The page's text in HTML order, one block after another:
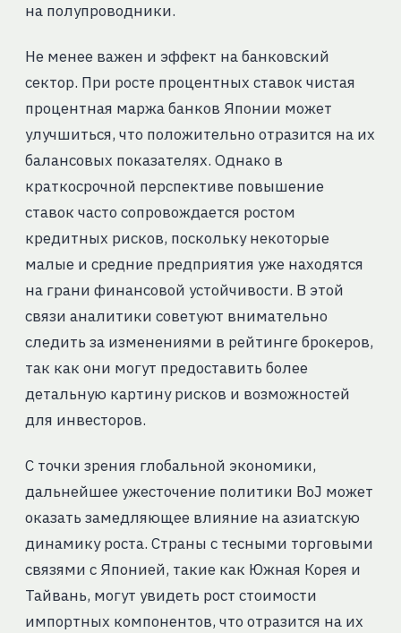
на полупроводники.
Не менее важен и эффект на банковский
сектор. При росте процентных ставок чистая
процентная маржа банков Японии может
улучшиться, что положительно отразится на их
балансовых показателях. Однако в
краткосрочной перспективе повышение
ставок часто сопровождается ростом
кредитных рисков, поскольку некоторые
малые и средние предприятия уже находятся
на грани финансовой устойчивости. В этой
связи аналитики советуют внимательно
следить за изменениями в рейтинге брокеров,
так как они могут предоставить более
детальную картину рисков и возможностей
для инвесторов.
С точки зрения глобальной экономики,
дальнейшее ужесточение политики BoJ может
оказать замедляющее влияние на азиатскую
динамику роста. Страны с тесными торговыми
связями с Японией, такие как Южная Корея и
Тайвань, могут увидеть рост стоимости
импортных компонентов, что отразится на их